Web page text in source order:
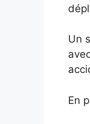
Un
En